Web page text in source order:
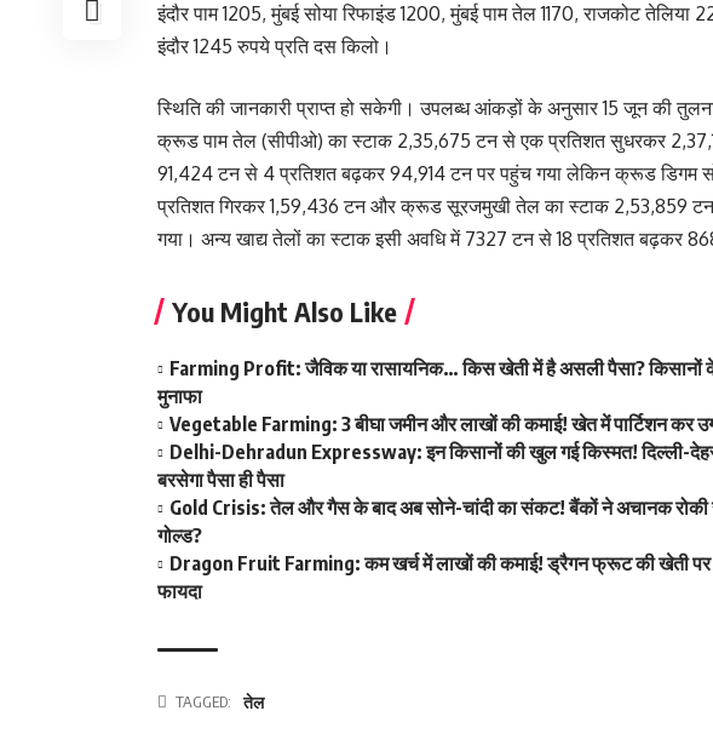
इंदौर पाम 1205, मुंबई सोया रिफाइंड 1200, मुंबई पाम तेल 1170, राजकोट
इंदौर 1245 रुपये प्रति दस किलो।
स्थिति की जानकारी प्राप्त हो सकेगी। उपलब्ध आंकड़ों के अनुसार 15 जून की
क्रूड पाम तेल (सीपीओ) का स्टाक 2,35,675 टन से एक प्रतिशत सुधरकर
91,424 टन से 4 प्रतिशत बढ़कर 94,914 टन पर पहुंच गया लेकिन क्रूड डिगम
प्रतिशत गिरकर 1,59,436 टन और क्रूड सूरजमुखी तेल का स्टाक 2,53,859
गया। अन्य खाद्य तेलों का स्टाक इसी अवधि में 7327 टन से 18 प्रतिशत बढ़कर
You Might Also Like
Farming Profit: जैविक या रासायनिक… किस खेती में है असली पैसा? किसानों के
मुनाफा
Vegetable Farming: 3 बीघा जमीन और लाखों की कमाई! खेत में पार्टिशन कर
Delhi-Dehradun Expressway: इन किसानों की खुल गई किस्मत! दिल्ली-
बरसेगा पैसा ही पैसा
Gold Crisis: तेल और गैस के बाद अब सोने-चांदी का संकट! बैंकों ने अचानक रोकी
गोल्ड?
Dragon Fruit Farming: कम खर्च में लाखों की कमाई! ड्रैगन फ्रूट की खेती पर
फायदा
TAGGED: तेल